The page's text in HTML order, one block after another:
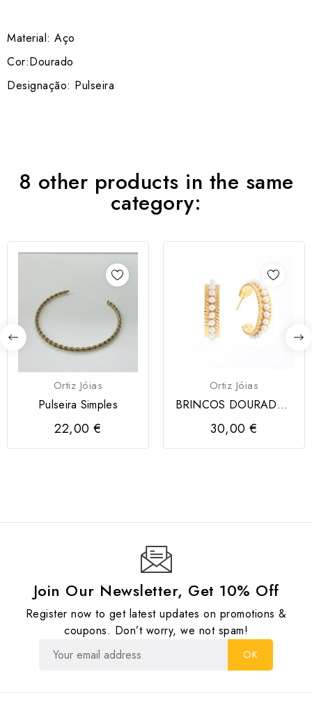
Material: Aço
Cor:Dourado
Designação: Pulseira
8 other products in the same
category:
Ortiz Jóias
Pulseira Simples
22,00 €
Ortiz Jóias
BRINCOS DOURADOS
ORTIZ COM PEROLAS
30,00 €
Join Our Newsletter, Get 10% Off
Register now to get latest updates on promotions &
coupons. Don’t worry, we not spam!